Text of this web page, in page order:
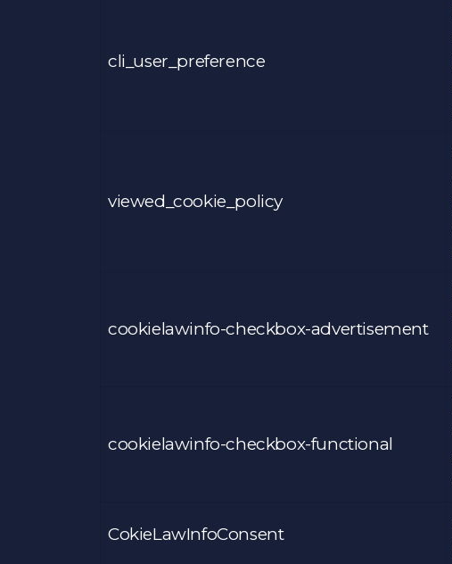
cli_user_preference
viewed_cookie_policy
cookielawinfo-checkbox-advertisement
cookielawinfo-checkbox-functional
CokieLawInfoConsent